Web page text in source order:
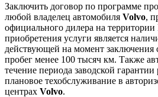
Заключить договор по программе
любой владелец автомобиля Volvo,
официального дилера на
приобретения услуги является
действующей на момент заключения
пробег менее 100 тысяч км. Также
течение периода заводской
плановое техобслуживание в
центрах Volvo.